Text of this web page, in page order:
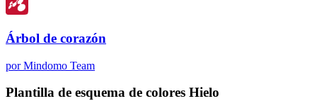
Árbol de corazón
por Mindomo Team
Plantilla de esquema de colores Hielo